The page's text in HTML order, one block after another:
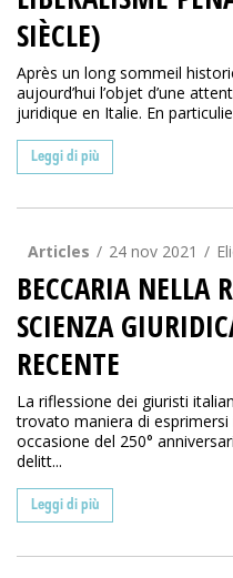
SIÈCLE)
Après un long sommeil
aujourd’hui l’objet d’une
juridique en Italie. En
Leggi di più
Articles 24 nov 2021
BECCARIA NELLA
SCIENZA
RECENTE
La riflessione dei giuristi
trovato maniera di
occasione del 250°
delitt...
Leggi di più